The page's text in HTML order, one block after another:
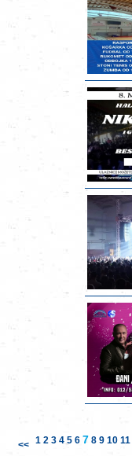
<< 1 2 3 4 5 6 7 8 9 10 11